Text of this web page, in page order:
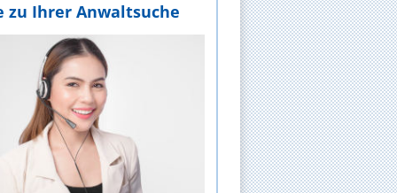
zu Ihrer Anwaltsuche